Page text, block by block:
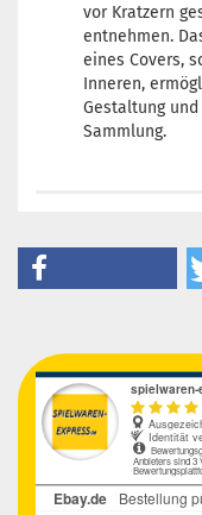
vor Kratzern
entnehmen.
eines Covers,
Inneren,
Gestaltung
Sammlung.